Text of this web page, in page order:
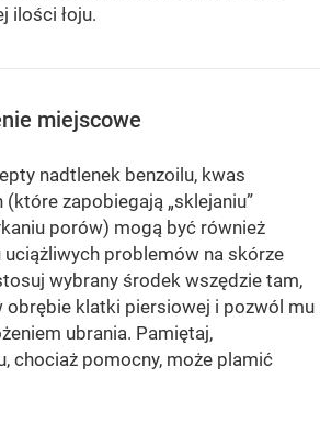
ilości łoju.
miejscowe
nadtlenek benzoilu, kwas
zapobiegają „sklejaniu”
porów) mogą być również
uciążliwych problemów na skórze
wybrany środek wszędzie tam,
obrębie klatki piersiowej i pozwól mu
ubrania. Pamiętaj,
chociaż pomocny, może plamić